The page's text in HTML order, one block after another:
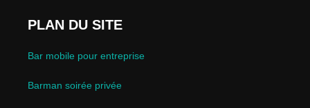
PLAN DU SITE
Bar mobile pour entreprise
Barman soirée privée